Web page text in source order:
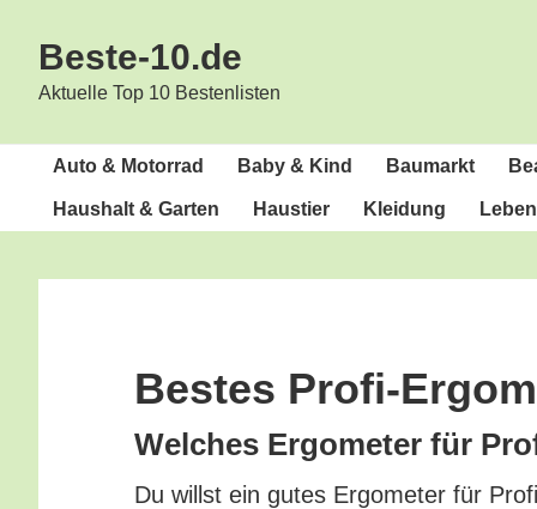
Hauptnavigation
springen
Inhalt
springen
Beste-10.de
Aktuelle Top 10 Bestenlisten
Auto & Motorrad Baby & Kind Bau­markt
Haus­halt & Garten Haus­tier Klei­dung
Bes­tes Profi-
Wel­ches Ergo­me­ter für
Du willst ein gutes Ergo­me­ter für